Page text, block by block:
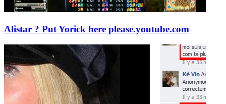
Alistar ? Put Yorick here please.youtube.com